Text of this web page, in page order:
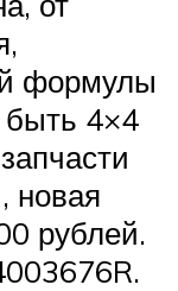
формулы
быть 4×4
новая
рублей.